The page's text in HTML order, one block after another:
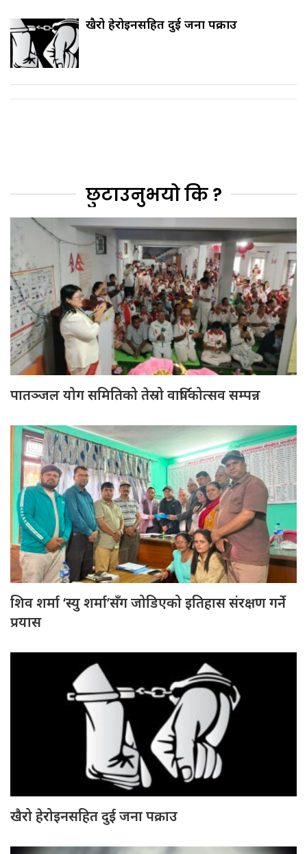
खैरो हेरोइनसहित दुई जना पक्राउ
छुटाउनुभयो कि ?
पातञ्जल योग समितिको तेस्रो वार्षिकोत्सव सम्पन्न
शिव शर्मा ‘स्यु शर्मा’सँग जोडिएको इतिहास संरक्षण गर्ने
प्रयास
खैरो हेरोइनसहित दुई जना पक्राउ